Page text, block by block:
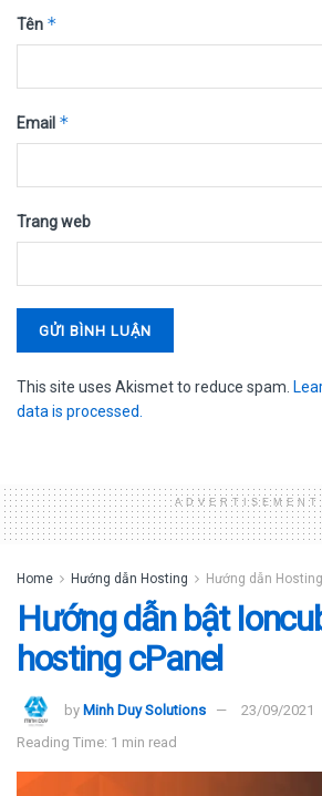
Tên *
Email *
Trang web
This site uses Akismet to reduce spam.
data is processed.
ADVERTISEMENT
Home Hướng dẫn Hosting Hướng dẫn
Hướng dẫn bật
hosting cPanel
by Minh Duy Solutions
23/09/2021
Reading Time: 1 min read